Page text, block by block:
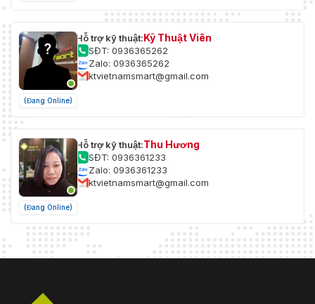
(Đang Online)
Hỗ trợ kỹ thuật:Kỹ Thuật Viên
SĐT: 0936365262
Zalo: 0936365262
ktvietnamsmart@gmail.com
(Đang Online)
Hỗ trợ kỹ thuật:Thu Hương
SĐT: 0936361233
Zalo: 0936361233
ktvietnamsmart@gmail.com